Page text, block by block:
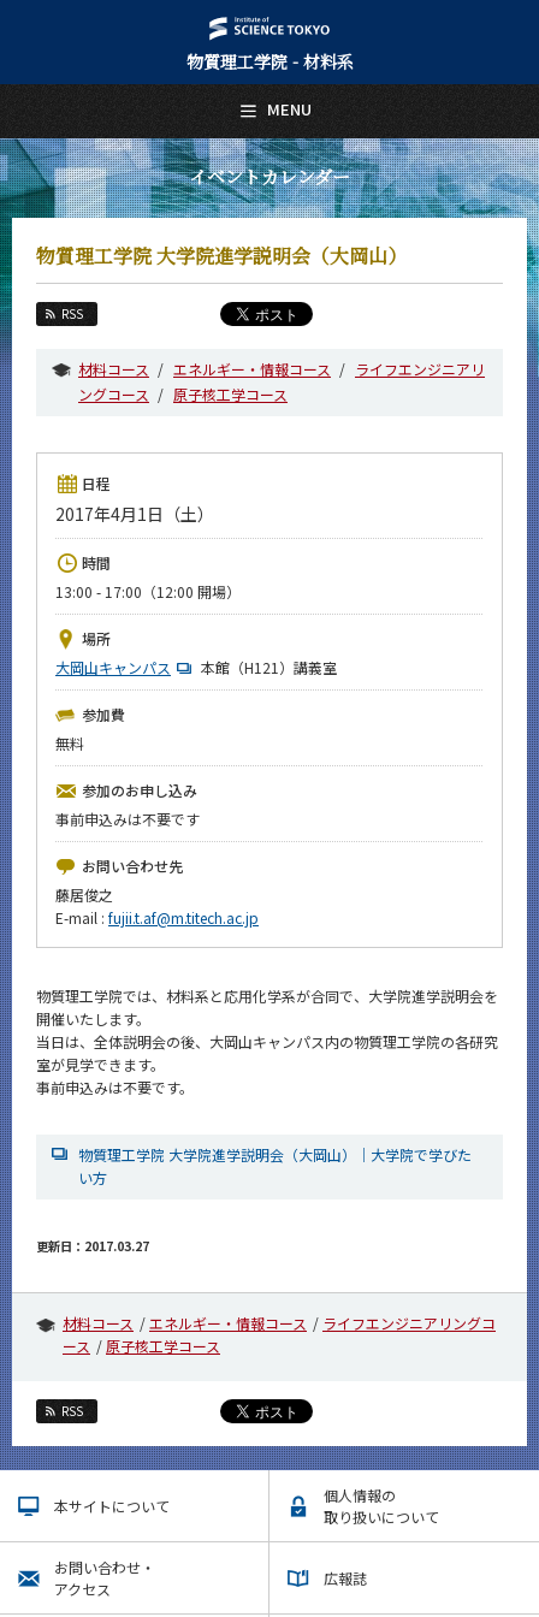
物質理工学院 - 材料系
イベントカレンダー
物質理工学院 大学院進学説明会（大岡山）
RSS
材料コース エネルギー・情報コース
ライフエンジニアリ
ングコース
原子核工学コース
日程
2017年4月1日（土）
時間
13:00 - 17:00（12:00 開場）
場所
大岡山キャンパス
本館（H121）講義室
参加費
無料
参加のお申し込み
事前申込みは不要です
お問い合わせ先
藤居俊之
E-mail : fujii.t.af@m.titech.ac.jp
物質理工学院では、材料系と応用化学系が合同で、大学院進学説明会を
開催いたします。
当日は、全体説明会の後、大岡山キャンパス内の物質理工学院の各研究
室が見学できます。
事前申込みは不要です。
物質理工学院 大学院進学説明会（大岡山）｜大学院で学びた
い方
更新日：2017.03.27
材料コース エネルギー・情報コース
ライフエンジニアリングコ
ース
原子核工学コース
RSS
本サイトについて
個人情報の
取り扱いについて
お問い合わせ・
アクセス
広報誌
MENU
日本語 English
トップページ
Top Page
材料系について
About Us
教育
Education
未来
入学案内
Admissions
材料系 News
News
イベントカレンダー
Event Calendar
今後のイベント
今後の課程別イベント
年別アーカイブ
CLOSE